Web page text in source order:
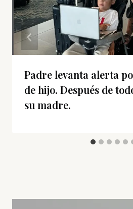
Padre levanta alerta
de hijo. Después de
su madre.